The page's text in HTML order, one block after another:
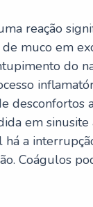
reação
muco em
do
desconfortos
em sinusite
a
Coágulos